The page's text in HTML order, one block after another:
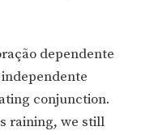
dependente
conjunction.
raining, we still